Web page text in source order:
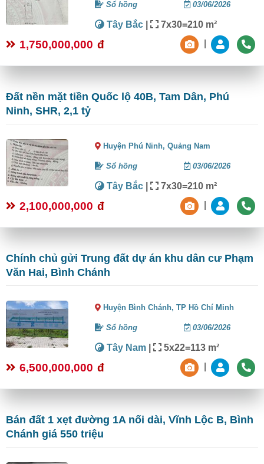
Sổ hồng 03/06/2026
Tây Bắc | 7x30=210 m²
1,750,000,000 đ
Đất nền mặt tiền Quốc lộ 40B, Tam Dân, Phú
Ninh, SHR, 2,1 tỷ
Huyện Phú Ninh,Quảng Nam
Sổ hồng 03/06/2026
Tây Bắc | 7x30=210 m²
2,100,000,000 đ
Chính chủ gửi Trung đất dự án khu dân cư Phạm
Văn Hai, Bình Chánh
Huyện Bình Chánh,TP Hồ Chí Minh
Sổ hồng 03/06/2026
Tây Nam | 5x22=113 m²
6,500,000,000 đ
Bán đất 1 xẹt đường 1A nối dài, Vĩnh Lộc B, Bình
Chánh giá 550 triệu